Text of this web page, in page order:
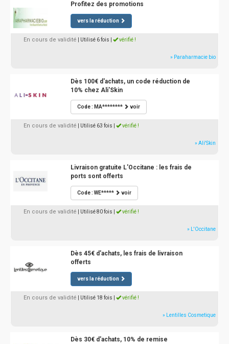
Profitez des promotions
vers la réduction
En cours de validité | Utilisé 6 fois vérifié !
» Paraharmacie bio
Dès 100€ d'achats, un code réduction de
10% chez Ali'Skin
Code : MA******** voir
En cours de validité | Utilisé 63 fois vérifié !
» Ali'Skin
Livraison gratuite L'Occitane : les frais de
ports sont offerts
Code : WE***** voir
En cours de validité | Utilisé 80 fois vérifié !
» L'Occitane
Dès 45€ d'achats, les frais de livraison
offerts
vers la réduction
En cours de validité | Utilisé 18 fois vérifié !
» Lentilles Cosmetique
Dès 30€ d'achats, 10% de remise